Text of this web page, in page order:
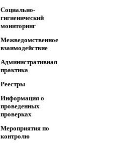
Социально-
гигиенический
мониторинг
Межведомственное
взаимодействие
Административная
практика
Реестры
Информация о
проведенных
проверках
Мероприятия по
контролю